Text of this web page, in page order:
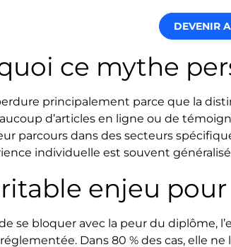
DEVENIR
ce mythe
principalement parce que la
d’articles en ligne ou de
parcours dans des secteurs
individuelle est souvent
enjeu
se bloquer avec la peur du diplôme,
Dans 80 % des cas, elle